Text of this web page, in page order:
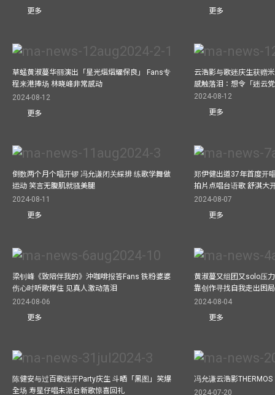
更多
更多
草蜢黄淑蔓华丽演出「星光熠熠耀保良」 Fans专
程来港捧场 林晓峰非常感动
2024-08-12
更多
云浩影与歌迷庆生获赠
感触落泪：想令「迷云
2024-08-12
更多
倒数两个月个唱开锣 冯允谦闭关綵排 练歌学舞做
运动 笑言无腹肌就骚美腿
2024-08-11
更多
郑伊健出道37年首度开
拍片点唱台语歌 舒淇大
2024-08-07
更多
梁钊峰《致陪伴我的》沖咖啡报答Fans 铁粉婆婆
伤心时听歌撑住 见真人激动落泪
2024-08-06
更多
黄淑蔓又组团又solo压
靠创作寻找自我走出困局
2024-08-04
更多
陈健安与过百歌迷开Party庆生 斗晒「黑图」笑爆
全场 寿星仔唱未派台新歌惊喜回礼
冯允谦云浩影
2024-07-20